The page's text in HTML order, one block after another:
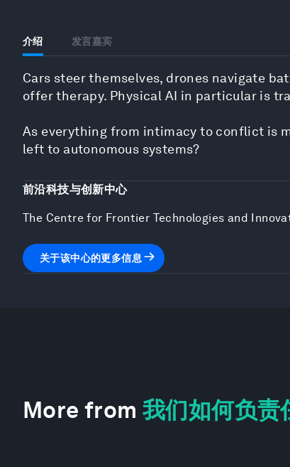
介绍 发言嘉宾
Cars steer themselves, drones navigate
offer therapy. Physical AI in particular is
As everything from intimacy to conflict is
left to autonomous systems?
前沿科技与创新中心
The Centre for Frontier Technologies and
关于该中心的更多信息
More from 我们如何负责